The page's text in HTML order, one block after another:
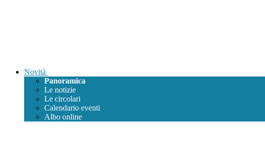
Novità
Panoramica
Le notizie
Le circolari
Calendario eventi
Albo online